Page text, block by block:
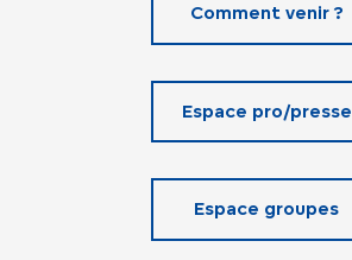
Comment venir ?
Espace pro/presse
Espace groupes